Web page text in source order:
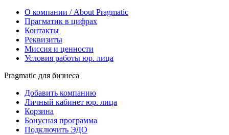
О компании / About Pragmatic
Прагматик в цифрах
Контакты
Реквизиты
Миссия и ценности
Условия работы юр. лица
Pragmatic для бизнеса
Добавить компанию
Личный кабинет юр. лица
Корзина
Бонусная программа
Подключить ЭДО